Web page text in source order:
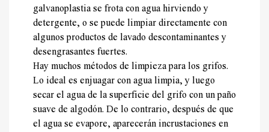
galvanoplastia se frota con agua hirviendo y
detergente, o se puede limpiar directamente con
algunos productos de lavado descontaminantes y
desengrasantes fuertes.
Hay muchos métodos de limpieza para los grifos.
Lo ideal es enjuagar con agua limpia, y luego
secar el agua de la superficie del grifo con un paño
suave de algodón. De lo contrario, después de que
el agua se evapore, aparecerán incrustaciones en